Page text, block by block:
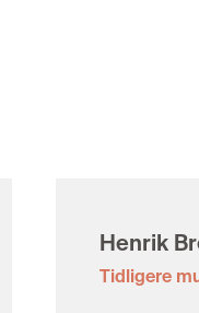
Henrik
Tidligere